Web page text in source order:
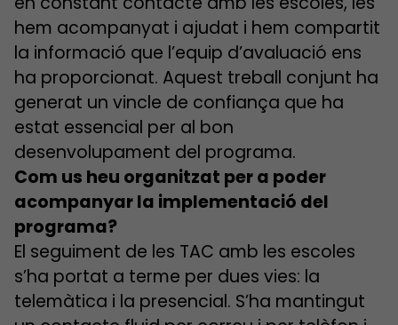
hem acompanyat i ajudat i hem compartit
la informació que l’equip d’avaluació ens
ha proporcionat. Aquest treball conjunt ha
generat un vincle de confiança que ha
estat essencial per al bon
desenvolupament del programa.
Com us heu organitzat per a poder
acompanyar la implementació del
programa?
El seguiment de les TAC amb les escoles
s’ha portat a terme per dues vies: la
telemàtica i la presencial. S’ha mantingut